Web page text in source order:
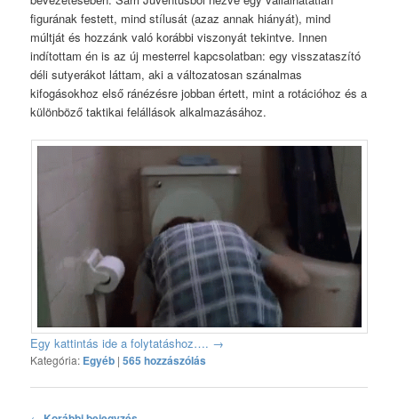
figurának festett, mind stílusát (azaz annak hiányát), mind
múltját és hozzánk való korábbi viszonyát tekintve. Innen
indítottam én is az új mesterrel kapcsolatban: egy visszataszító
déli sutyerákot láttam, aki a változatosan szánalmas
kifogásokhoz első ránézésre jobban értett, mint a rotációhoz és a
különböző taktikai felállások alkalmazásához.
Egy kattintás ide a folytatáshoz…. →
Kategória: Egyéb |565 hozzászólás